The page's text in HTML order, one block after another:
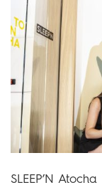
SLEEP’N